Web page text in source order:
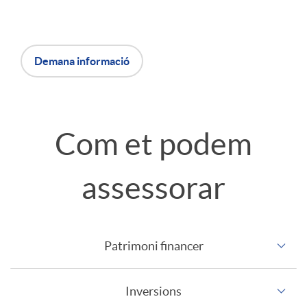
a
Demana informació
Com et podem
assessorar
Patrimoni financer
Inversions